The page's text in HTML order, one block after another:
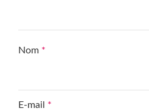
Nom *
E-mail *